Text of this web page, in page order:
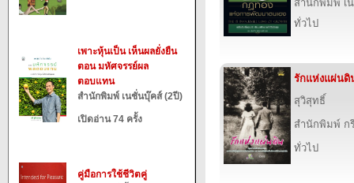
เพาะหุ้นเป็น เห็นผลยั่งยืน
ตอน มหัศจรรย์ผล
ตอบแทน
สำนักพิมพ์ เนชั่นบุ๊คส์ (2ปี)
เปิดอ่าน 74 ครั้ง
คู่มือการใช้ชีวิตคู่
สำนักพิมพ์ เ
ทั่วไป
รักแห่งแผ่นดิ
สุวิสุทธิ์
สำนักพิมพ์
ทั่วไป